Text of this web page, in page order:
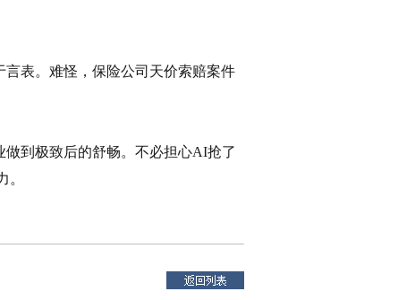
表。难怪，保险公司天价索赔案件
到极致后的舒畅。不必担心AI抢了